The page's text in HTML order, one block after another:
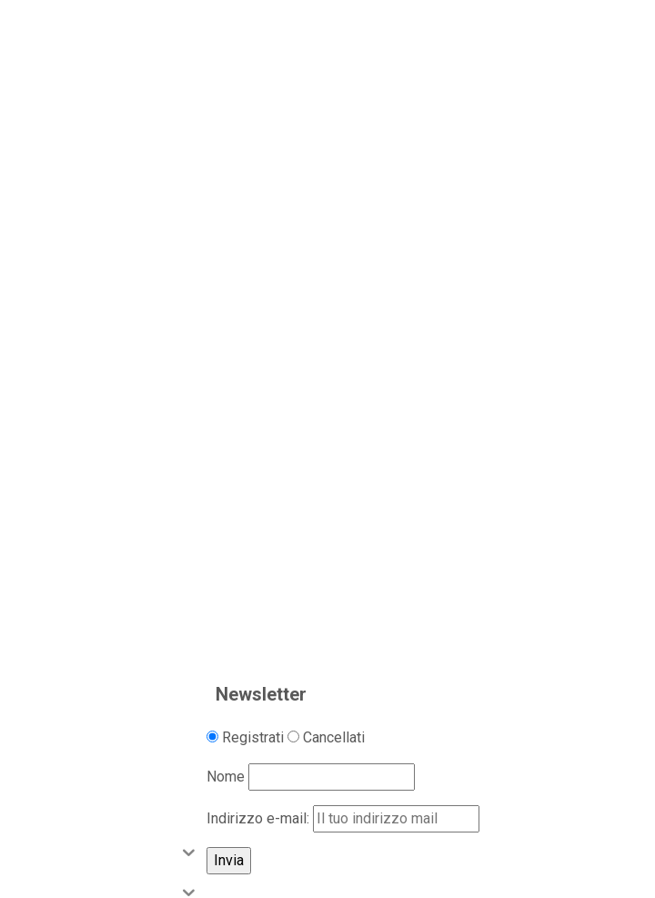
Newsletter
Registrati Cancellati
Nome
Indirizzo e-mail: